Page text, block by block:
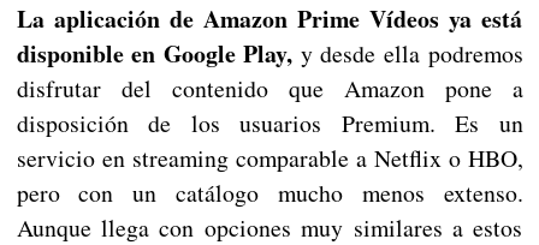
La aplicación de Amazon Prime Vídeos ya está
disponible en Google Play, y desde ella podremos
disfrutar del contenido que Amazon pone a
disposición de los usuarios Premium. Es un
servicio en streaming comparable a Netflix o HBO,
pero con un catálogo mucho menos extenso.
Aunque llega con opciones muy similares a estos